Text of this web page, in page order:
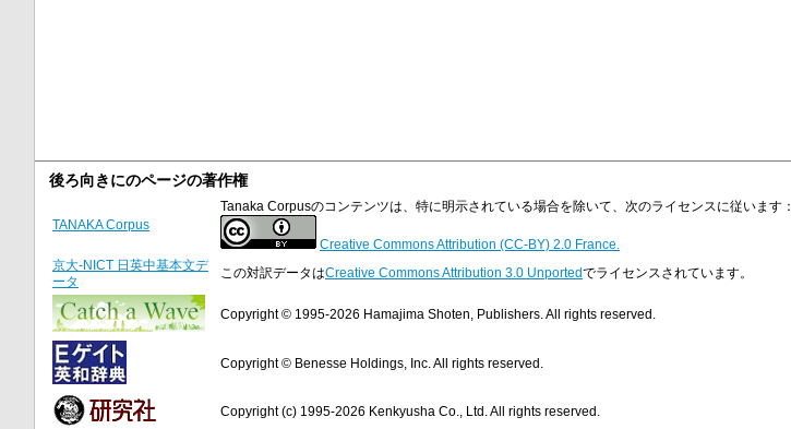
後ろ向きにのページの著作権
TANAKA Corpus
Tanaka Corpusのコンテンツは、特に明示されている場合を除いて、次のライセンスに従います：
Creative Commons Attribution (CC-BY) 2.0 France.
京大-NICT 日英中基本文デ
ータ
この対訳データはCreative Commons Attribution 3.0 Unportedでライセンスされています。
Copyright © 1995-2026 Hamajima Shoten, Publishers. All rights reserved.
Copyright © Benesse Holdings, Inc. All rights reserved.
Copyright (c) 1995-2026 Kenkyusha Co., Ltd. All rights reserved.